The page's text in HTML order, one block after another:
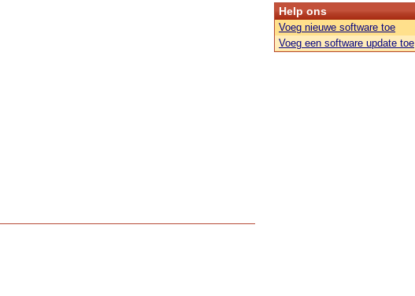
Help ons
Voeg nieuwe software toe
Voeg een software update toe